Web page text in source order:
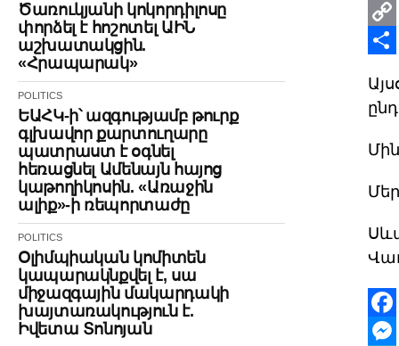
Ծառուկյանի կոկորդիլոսը
փորձել է հոշոտել ԱԻՆ
աշխատակցին.
«Հրապարակ»
POLITICS
ԵԱՀԿ-ի՝ ազգությամբ թուրք
գլխավոր քարտուղարը
պատրաստ է օգնել
հեռացնել Ամենայն հայոց
կաթողիկոսին. «Առաջին
ալիք»-ի ռեպորտաժը
POLITICS
Օլիմպիական կոմիտեն
կապարակնքվել է, սա
միջազգային մակարդակի
խայտառակություն է.
Իվետա Տոնոյան
Print
Copy